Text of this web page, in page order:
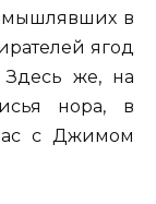
в
ягод
же, на
нора, в
с Джимом